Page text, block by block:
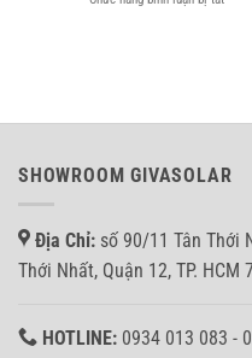
tải
anh
Nhân
Tân
mặt
lưới
ở
SHOWROOM GIVASOLAR
Địa Chỉ: số 90/11 Tân Thới
Thới Nhất, Quận 12, TP. HCM
HOTLINE: 0934 013 083 -